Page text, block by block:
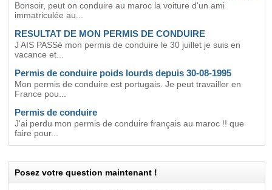
Bonsoir, peut on conduire au maroc la voiture d'un ami
immatriculée au...
RESULTAT DE MON PERMIS DE CONDUIRE
J AIS PASSé mon permis de conduire le 30 juillet je suis en
vacance et...
Permis de conduire poids lourds depuis 30-08-1995
Mon permis de conduire est portugais. Je peut travailler en
France pou...
Permis de conduire
J'ai perdu mon permis de conduire français au maroc !! que
faire pour...
Posez votre question maintenant !